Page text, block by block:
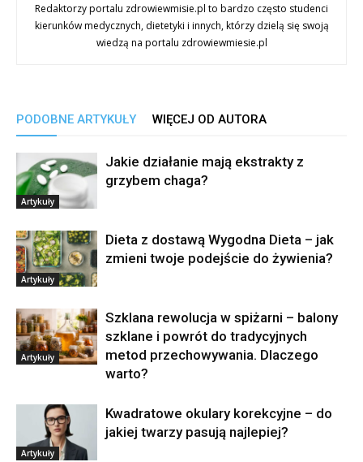
Redaktorzy portalu zdrowiewmisie.pl to bardzo często studenci
kierunków medycznych, dietetyki i innych, którzy dzielą się swoją
wiedzą na portalu zdrowiewmiesie.pl
PODOBNE ARTYKUŁY WIĘCEJ OD AUTORA
Artykuły
Jakie działanie mają ekstrakty z
grzybem chaga?
Artykuły
Dieta z dostawą Wygodna Dieta – jak
zmieni twoje podejście do żywienia?
Artykuły
Szklana rewolucja w spiżarni – balony
szklane i powrót do tradycyjnych
metod przechowywania. Dlaczego
warto?
Artykuły
Kwadratowe okulary korekcyjne – do
jakiej twarzy pasują najlepiej?